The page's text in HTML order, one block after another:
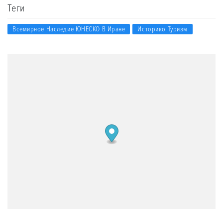
Теги
Всемирное Наследие ЮНЕСКО В Иране Историко Туризм